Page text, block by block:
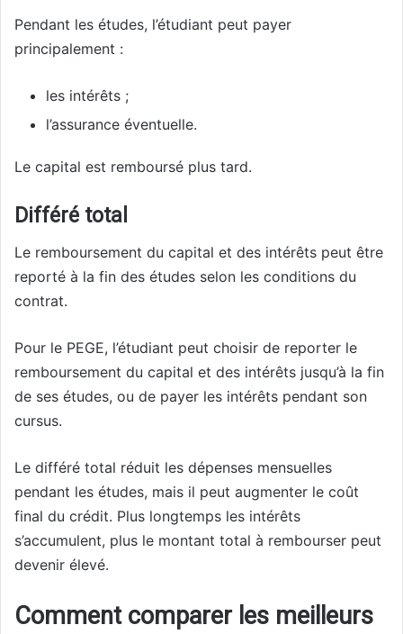
Pendant les études, l’étudiant peut payer
principalement :
les intérêts ;
l’assurance éventuelle.
Le capital est remboursé plus tard.
Différé total
Le remboursement du capital et des intérêts peut être
reporté à la fin des études selon les conditions du
contrat.
Pour le PEGE, l’étudiant peut choisir de reporter le
remboursement du capital et des intérêts jusqu’à la fin
de ses études, ou de payer les intérêts pendant son
cursus.
Le différé total réduit les dépenses mensuelles
pendant les études, mais il peut augmenter le coût
final du crédit. Plus longtemps les intérêts
s’accumulent, plus le montant total à rembourser peut
devenir élevé.
Comment comparer les meilleurs